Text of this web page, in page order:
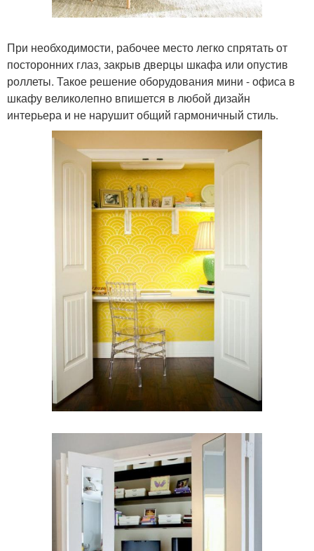
При необходимости, рабочее место легко спрятать от
посторонних глаз, закрыв дверцы шкафа или опустив
роллеты. Такое решение оборудования мини - офиса в
шкафу великолепно впишется в любой дизайн
интерьера и не нарушит общий гармоничный стиль.